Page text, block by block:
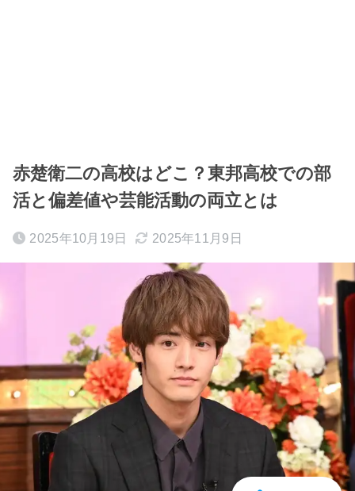
赤楚衛二の高校はどこ？東邦高校での部
活と偏差値や芸能活動の両立とは
2025年10月19日 2025年11月9日